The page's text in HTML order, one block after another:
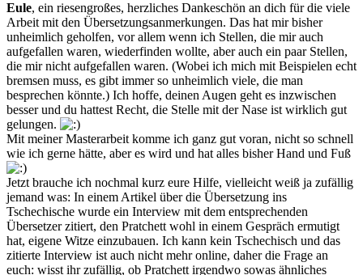
Eule, ein riesengroßes, herzliches Dankeschön an dich für die viele
Arbeit mit den Übersetzungsanmerkungen. Das hat mir bisher
unheimlich geholfen, vor allem wenn ich Stellen, die mir auch
aufgefallen waren, wiederfinden wollte, aber auch ein paar Stellen,
die mir nicht aufgefallen waren. (Wobei ich mich mit Beispielen echt
bremsen muss, es gibt immer so unheimlich viele, die man
besprechen könnte.) Ich hoffe, deinen Augen geht es inzwischen
besser und du hattest Recht, die Stelle mit der Nase ist wirklich gut
gelungen.
Mit meiner Masterarbeit komme ich ganz gut voran, nicht so schnell
wie ich gerne hätte, aber es wird und hat alles bisher Hand und Fuß
Jetzt brauche ich nochmal kurz eure Hilfe, vielleicht weiß ja zufällig
jemand was: In einem Artikel über die Übersetzung ins
Tschechische wurde ein Interview mit dem entsprechenden
Übersetzer zitiert, den Pratchett wohl in einem Gespräch ermutigt
hat, eigene Witze einzubauen. Ich kann kein Tschechisch und das
zitierte Interview ist auch nicht mehr online, daher die Frage an
euch: wisst ihr zufällig, ob Pratchett irgendwo sowas ähnliches